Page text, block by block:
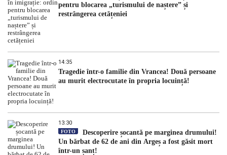
pentru blocarea „turismului de naștere” și
restrângerea cetățeniei
14:35
Tragedie într-o familie din Vrancea! Două persoane
au murit electrocutate în propria locuință!
13:30
FOTO
Descoperire șocantă pe marginea drumului!
Un bărbat de 62 de ani din Argeș a fost găsit mort
într-un șanț!